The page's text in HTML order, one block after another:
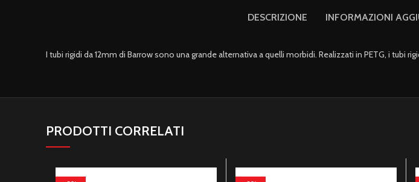
DESCRIZIONE INFORMAZIONI
I tubi rigidi da 12mm di Barrow sono una grande alternativa a quelli morbidi. Realizzati in PETG, i tubi
PRODOTTI CORRELATI